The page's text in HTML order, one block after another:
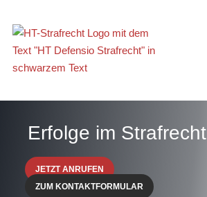
Erfolge im Strafrecht
JETZT ANRUFEN
ZUM KONTAKTFORMULAR